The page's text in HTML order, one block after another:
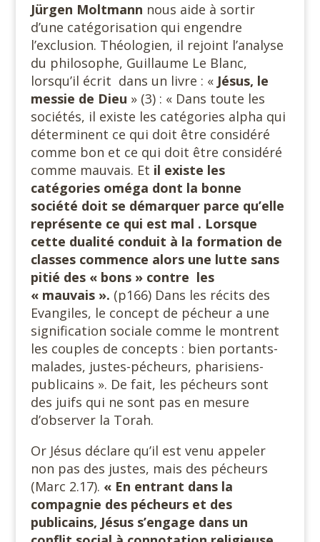
Jürgen Moltmann nous aide à sortir
d’une catégorisation qui engendre
l’exclusion. Théologien, il rejoint l’analyse
du philosophe, Guillaume Le Blanc,
lorsqu’il écrit dans un livre : « Jésus, le
messie de Dieu » (3) : « Dans toute les
sociétés, il existe les catégories alpha qui
déterminent ce qui doit être considéré
comme bon et ce qui doit être considéré
comme mauvais. Et il existe les
catégories oméga dont la bonne
société doit se démarquer parce qu’elle
représente ce qui est mal . Lorsque
cette dualité conduit à la formation de
classes commence alors une lutte sans
pitié des « bons » contre les
« mauvais ». (p166) Dans les récits des
Evangiles, le concept de pécheur a une
signification sociale comme le montrent
les couples de concepts : bien portants-
malades, justes-pécheurs, pharisiens-
publicains ». De fait, les pécheurs sont
des juifs qui ne sont pas en mesure
d’observer la Torah.
Or Jésus déclare qu’il est venu appeler
non pas des justes, mais des pécheurs
(Marc 2.17). « En entrant dans la
compagnie des pécheurs et des
publicains, Jésus s’engage dans un